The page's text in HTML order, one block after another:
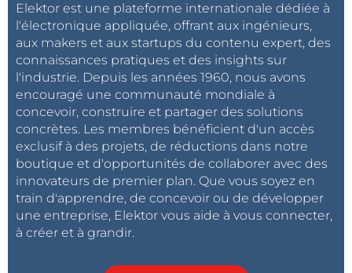
Elektor est une plateforme internationale dédiée à
l'électronique appliquée, offrant aux ingénieurs,
aux makers et aux startups du contenu expert, des
connaissances pratiques et des insights sur
l'industrie. Depuis les années 1960, nous avons
encouragé une communauté mondiale à
concevoir, construire et partager des solutions
concrètes. Les membres bénéficient d'un accès
exclusif à des projets, de réductions dans notre
boutique et d'opportunités de collaborer avec des
innovateurs de premier plan. Que vous soyez en
train d'apprendre, de concevoir ou de développer
une entreprise, Elektor vous aide à vous connecter,
à créer et à grandir.